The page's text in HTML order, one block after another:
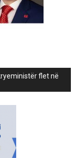
flet në